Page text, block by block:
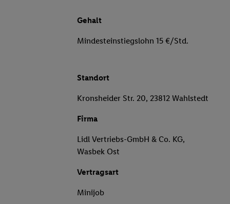
Gehalt
Mindesteinstiegslohn 15 €/Std.
Standort
Kronsheider Str. 20, 23812 Wahlstedt
Firma
Lidl Vertriebs-GmbH & Co. KG,
Wasbek Ost
Vertragsart
Minijob